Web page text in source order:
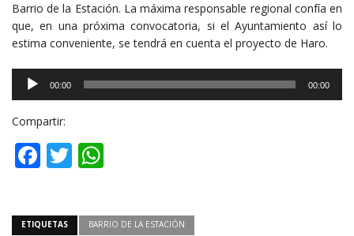
Barrio de la Estación. La máxima responsable regional confía en
que, en una próxima convocatoria, si el Ayuntamiento así lo
estima conveniente, se tendrá en cuenta el proyecto de Haro.
Reproductor
00:00 00:00
Compartir:
Facebook
Twitter
ETIQUETAS BARRIO DE LA ESTACIÓN